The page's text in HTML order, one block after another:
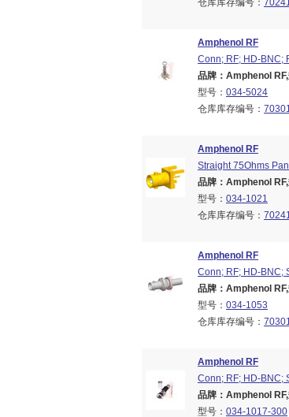
仓库库存编号：
Amphenol RF
Conn; RF; HD-BNC;
品牌：Amphenol
型号： 034-5024
仓库库存编号：
Amphenol RF
Straight 75Ohms
品牌：Amphenol
型号： 034-1021
仓库库存编号：
Amphenol RF
Conn; RF; HD-BNC;
品牌：Amphenol
型号： 034-1053
仓库库存编号：
Amphenol RF
Conn; RF; HD-BNC;
品牌：Amphenol
型号： 034-1017-300